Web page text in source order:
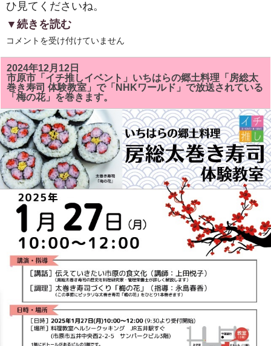
ひ見てくださいね。
▼続きを読む
２
２
５
年
新
年
明
け
ま
し
て
お
め
で
と
う
ご
ざ
コメントを受け付けていません
2024年12月12日
市原市「イチ推しイベント」いちはらの郷土料理「房総太
巻き寿司 体験教室」で「NHKワールド」で放送されている
「梅の花」を巻きます。